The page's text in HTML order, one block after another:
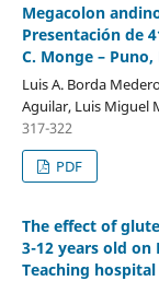
Megacolon
Presentación de
C. Monge – Puno,
Luis A. Borda
Aguilar, Luis Miguel
317-322
PDF
The effect of
3-12 years old on
Teaching hospital